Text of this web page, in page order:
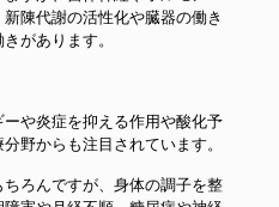
陳代謝の活性化や臓器の働き
があります。
や炎症を抑える作用や酸化予
野からも注目されています。
ろんですが、身体の調子を整